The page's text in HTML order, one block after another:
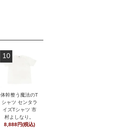
10
体幹整う魔法のT
シャツ センタラ
イズTシャツ 市
村よしなり。
8,888円(税込)